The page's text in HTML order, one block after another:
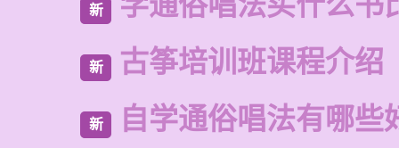
新
新 古筝培训班课程介绍
新 自学通俗唱法有哪些